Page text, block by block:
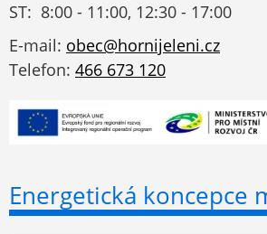
ST: 8:00 - 11:00, 12:30 - 17:00
E-mail: obec@hornijeleni.cz
Telefon: 466 673 120
Energetická koncepce